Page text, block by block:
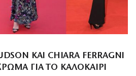
ΚΑΙ CHIARA FERRAGNI
ΓΙΑ ΤΟ ΚΑΛΟΚΑΊΡΙ